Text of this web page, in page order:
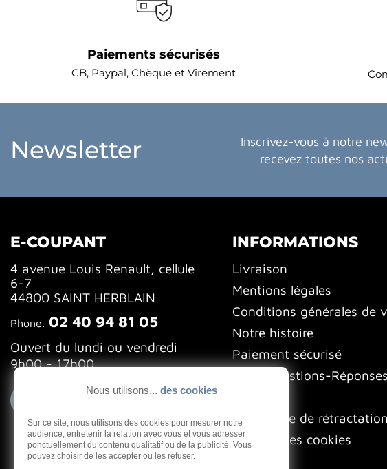
Paiements sécurisés
CB, Paypal, Chèque et Virement
Newsletter
Inscrivez-vous à notre
recevez toutes nos
E-COUPANT
4 avenue Louis Renault, cellule
6-7
44800 SAINT HERBLAIN
Phone. 02 40 94 81 05
Ouvert du lundi ou vendredi
9h00 - 17h00
INFORMATIONS
Livraison
Mentions légales
Conditions générales de
Notre histoire
Paiement sécurisé
FAQ (Questions-
Formulaire de rétractation
Gestion des cookies
Nous utilisons... des cookies
Sur ce site, nous utilisons des cookies pour mesurer notre
audience, entretenir la relation avec vous et vous adresser
ponctuellement du contenu qualitatif ou de la publicité. Vous
pouvez choisir de les accepter ou les refuser.